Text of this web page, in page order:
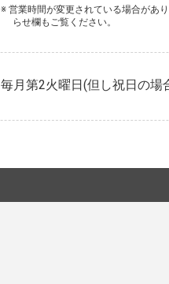
※ 営業時間が変更されている場合があ
らせ欄もご覧ください。
毎月第2火曜日(但し祝日の場